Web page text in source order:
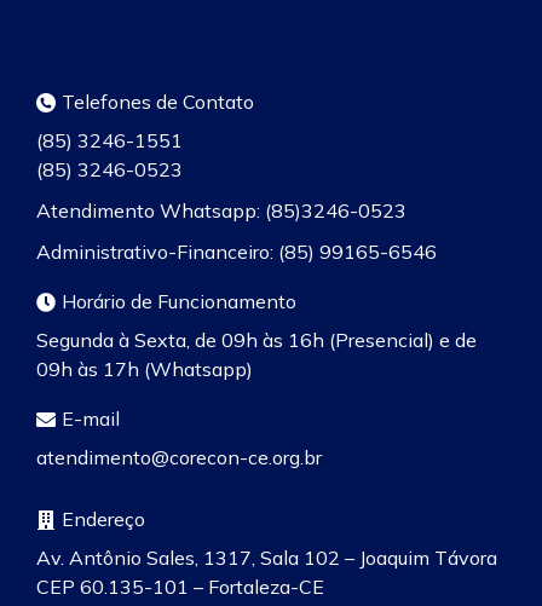
Telefones de Contato
(85) 3246-1551
(85) 3246-0523
Atendimento Whatsapp: (85)3246-0523
Administrativo-Financeiro: (85) 99165-6546
Horário de Funcionamento
Segunda à Sexta, de 09h às 16h (Presencial) e de
09h às 17h (Whatsapp)
E-mail
atendimento@corecon-ce.org.br
Endereço
Av. Antônio Sales, 1317, Sala 102 – Joaquim Távora
CEP 60.135-101 – Fortaleza-CE